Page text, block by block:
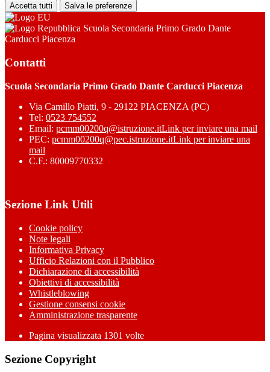
Accetta tutti Salva le preferenze
Scuola Secondaria Primo Grado Dante
Carducci Piacenza
Contatti
Scuola Secondaria Primo Grado Dante Carducci Piacenza
Via Camillo Piatti, 9 - 29122 PIACENZA (PC)
Tel: 0523 754552
Email: pcmm00200q@istruzione.itLink per inviare una mail
PEC: pcmm00200q@pec.istruzione.itLink per inviare una
mail
C.F.: 80009770332
Sezione Link Utili
Cookie policy
Note legali
Informativa Privacy
Ufficio Relazioni con il Pubblico
Dichiarazione di accessibilità
Obiettivi di accessibilità
Whistleblowing
Gestione consensi cookie
Amministrazione trasparente
Pagina visualizzata 1301 volte
Sezione Copyright